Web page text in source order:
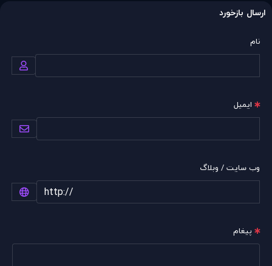
ارسال بازخورد
نام
ایمیل
وب سایت / وبلاگ
پیغام